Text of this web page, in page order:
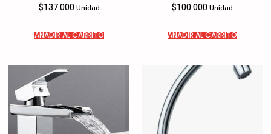
$137.000Unidad
AÑADIR AL CARRITO
$100.000Unidad
AÑADIR AL CARRITO